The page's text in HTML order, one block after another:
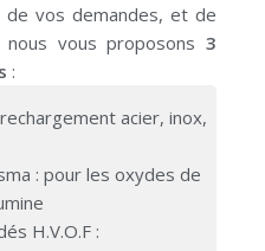
vos demandes, et de
nous vous proposons 3
:
acier, inox,
: pour les oxydes de
H.V.O.F :